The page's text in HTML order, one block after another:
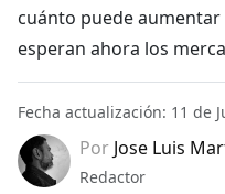
cuánto puede
esperan ahora los
Fecha actualización: 11 de
Por Jose Luis
Redactor